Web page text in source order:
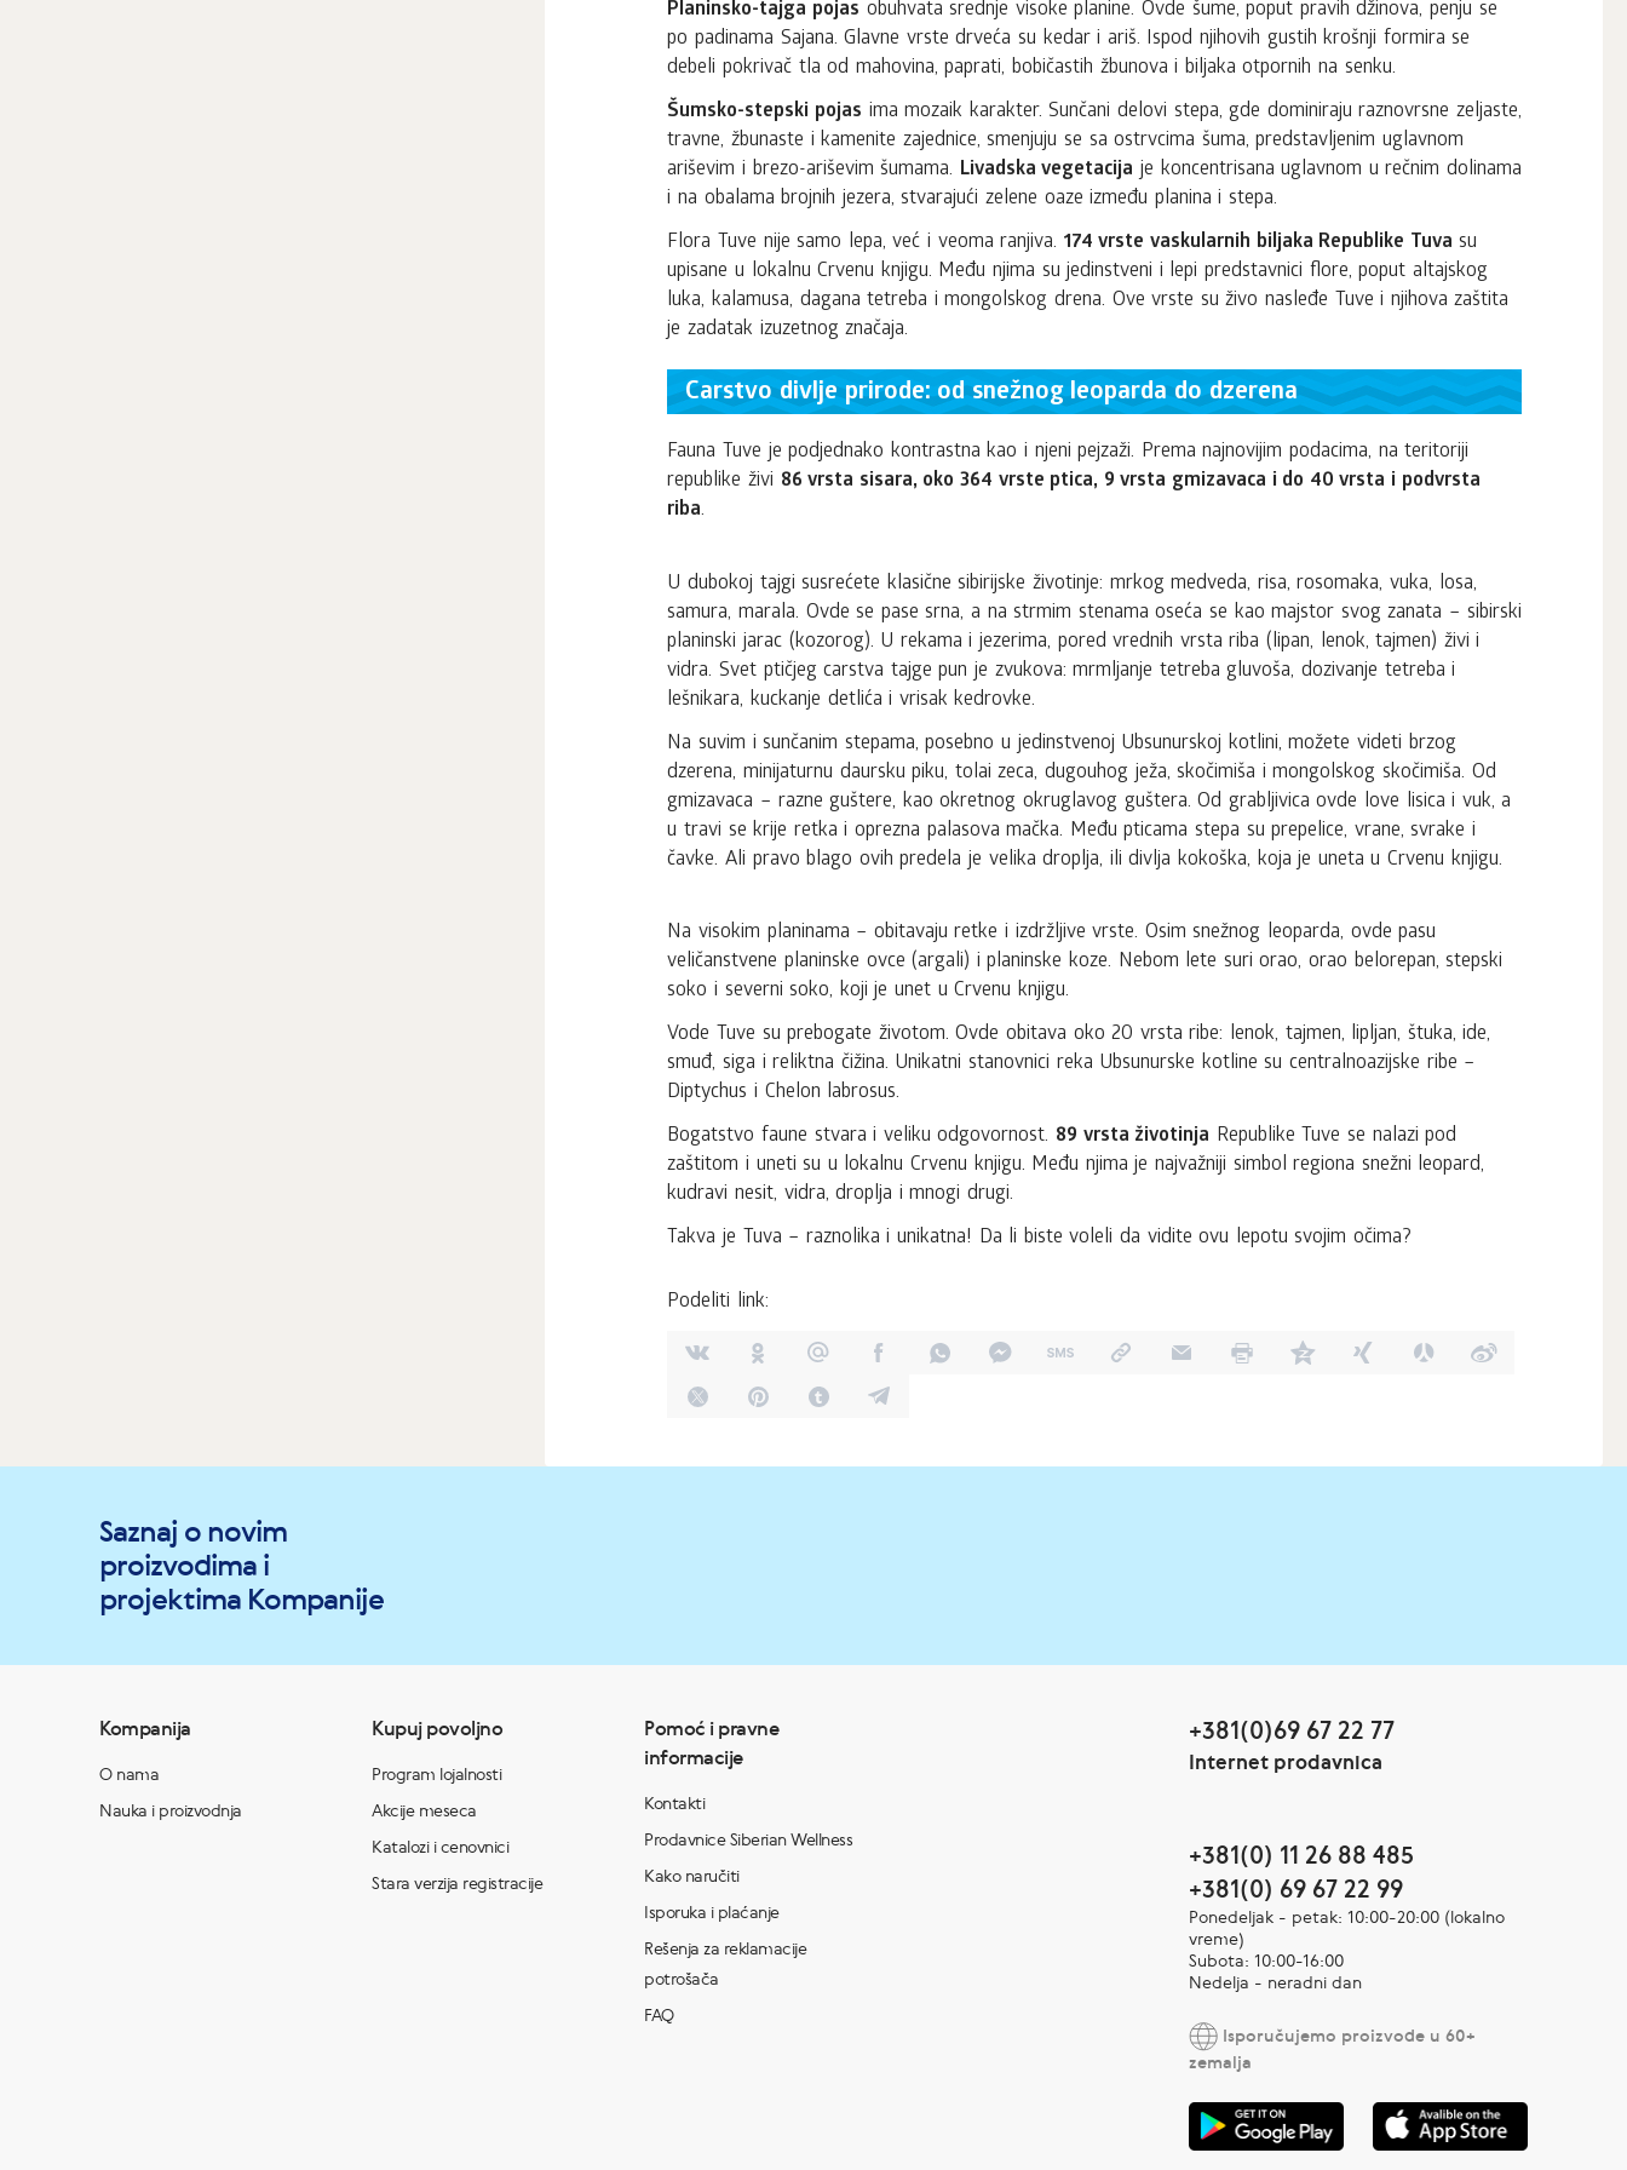
Planinsko-tajga pojas obuhvata srednje visoke planine. Ovde šume, poput pravih džinova, penju se
po padinama Sajana. Glavne vrste drveća su kedar i ariš. Ispod njihovih gustih krošnji formira se
debeli pokrivač tla od mahovina, paprati, bobičastih žbunova i biljaka otpornih na senku.
Šumsko-stepski pojas ima mozaik karakter. Sunčani delovi stepa, gde dominiraju raznovrsne zeljaste,
travne, žbunaste i kamenite zajednice, smenjuju se sa ostrvcima šuma, predstavljenim uglavnom
ariševim i brezo-ariševim šumama. Livadska vegetacija je koncentrisana uglavnom u rečnim dolinama
i na obalama brojnih jezera, stvarajući zelene oaze između planina i stepa.
Flora Tuve nije samo lepa, već i veoma ranjiva. 174 vrste vaskularnih biljaka Republike Tuva su
upisane u lokalnu Crvenu knjigu. Među njima su jedinstveni i lepi predstavnici flore, poput altajskog
luka, kalamusa, dagana tetreba i mongolskog drena. Ove vrste su živo nasleđe Tuve i njihova zaštita
je zadatak izuzetnog značaja.
Carstvo divlje prirode: od snežnog leoparda do dzerena
Fauna Tuve je podjednako kontrastna kao i njeni pejzaži. Prema najnovijim podacima, na teritoriji
republike živi 86 vrsta sisara, oko 364 vrste ptica, 9 vrsta gmizavaca i do 40 vrsta i podvrsta
riba.
U dubokoj tajgi susrećete klasične sibirijske životinje: mrkog medveda, risa, rosomaka, vuka, losa,
samura, marala. Ovde se pase srna, a na strmim stenama oseća se kao majstor svog zanata – sibirski
planinski jarac (kozorog). U rekama i jezerima, pored vrednih vrsta riba (lipan, lenok, tajmen) živi i
vidra. Svet ptičjeg carstva tajge pun je zvukova: mrmljanje tetreba gluvoša, dozivanje tetreba i
lešnikara, kuckanje detlića i vrisak kedrovke.
Na suvim i sunčanim stepama, posebno u jedinstvenoj Ubsunurskoj kotlini, možete videti brzog
dzerena, minijaturnu daursku piku, tolai zeca, dugouhog ježa, skočimiša i mongolskog skočimiša. Od
gmizavaca – razne guštere, kao okretnog okruglavog guštera. Od grabljivica ovde love lisica i vuk, a
u travi se krije retka i oprezna palasova mačka. Među pticama stepa su prepelice, vrane, svrake i
čavke. Ali pravo blago ovih predela je velika droplja, ili divlja kokoška, koja je uneta u Crvenu knjigu.
Na visokim planinama – obitavaju retke i izdržljive vrste. Osim snežnog leoparda, ovde pasu
veličanstvene planinske ovce (argali) i planinske koze. Nebom lete suri orao, orao belorepan, stepski
soko i severni soko, koji je unet u Crvenu knjigu.
Vode Tuve su prebogate životom. Ovde obitava oko 20 vrsta ribe: lenok, tajmen, lipljan, štuka, ide,
smuđ, siga i reliktna čižina. Unikatni stanovnici reka Ubsunurske kotline su centralnoazijske ribe –
Diptychus i Chelon labrosus.
Bogatstvo faune stvara i veliku odgovornost. 89 vrsta životinja Republike Tuve se nalazi pod
zaštitom i uneti su u lokalnu Crvenu knjigu. Među njima je najvažniji simbol regiona snežni leopard,
kudravi nesit, vidra, droplja i mnogi drugi.
Takva je Tuva – raznolika i unikatna! Da li biste voleli da vidite ovu lepotu svojim očima?
Podeliti link:
Saznaj o novim
proizvodima i
projektima Kompanije
Kompanija
O nama
Nauka i proizvodnja
Kupuj povoljno
Program lojalnosti
Akcije meseca
Katalozi i cenovnici
Stara verzija registracije
Pomoć i pravne
informacije
Kontakti
Prodavnice Siberian Wellness
Kako naručiti
Isporuka i plaćanje
Rešenja za reklamacije
potrošača
FAQ
+381(0)69 67 22 77
Internet prodavnica
+381(0) 11 26 88 485
+381(0) 69 67 22 99
Ponedeljak - petak: 10:00-20:00 (lokalno
vreme)
Subota: 10:00-16:00
Nedelja - neradni dan
Isporučujemo proizvode u 60+
zemalja